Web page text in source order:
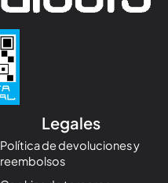
Legales
Política de devoluciones y
reembolsos